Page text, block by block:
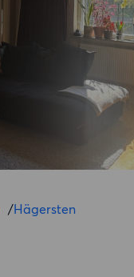
/Hägersten